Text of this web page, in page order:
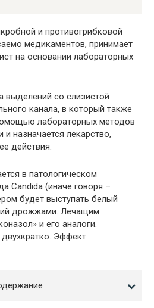
и противогрибковой
медикаментов, принимает
на основании лабораторных
выделений со слизистой
канала, в который также
лабораторных методов
и назначается лекарство,
действия.
в патологическом
Candida (иначе говоря –
будет выступать белый
дрожжами. Лечащим
и его аналоги.
Эффект